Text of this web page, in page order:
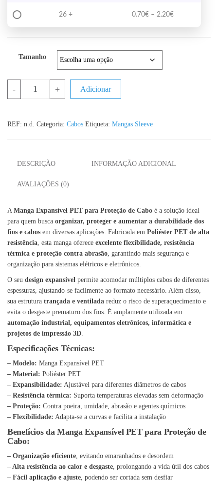
26 + 0.70€ – 2.20€Price range:
Tamanho
- + Adicionar
REF: n.d. Categoria: Cabos Etiqueta: Mangas Sleeve
DESCRIÇÃO INFORMAÇÃO ADICIONAL
AVALIAÇÕES (0)
A Manga Expansível PET para Proteção de Cabo é a solução ideal
para quem busca organizar, proteger e aumentar a durabilidade dos
fios e cabos em diversas aplicações. Fabricada em Poliéster PET de alta
resistência, esta manga oferece excelente flexibilidade, resistência
térmica e proteção contra abrasão, garantindo mais segurança e
organização para sistemas elétricos e eletrônicos.
O seu design expansível permite acomodar múltiplos cabos de diferentes
espessuras, ajustando-se facilmente ao formato necessário. Além disso,
sua estrutura trançada e ventilada reduz o risco de superaquecimento e
evita o desgaste prematuro dos fios. É amplamente utilizada em
automação industrial, equipamentos eletrônicos, informática e
projetos de impressão 3D.
Especificações Técnicas:
– Modelo: Manga Expansível PET
– Material: Poliéster PET
– Expansibilidade: Ajustável para diferentes diâmetros de cabos
– Resistência térmica: Suporta temperaturas elevadas sem deformação
– Proteção: Contra poeira, umidade, abrasão e agentes químicos
– Flexibilidade: Adapta-se a curvas e facilita a instalação
Benefícios da Manga Expansível PET para Proteção de
Cabo:
– Organização eficiente, evitando emaranhados e desordem
– Alta resistência ao calor e desgaste, prolongando a vida útil dos cabos
– Fácil aplicação e ajuste, podendo ser cortada sem desfiar